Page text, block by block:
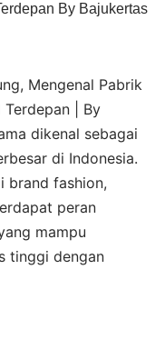
By Bajukertas
Mengenal Pabrik
| By
dikenal sebagai
di Indonesia.
brand fashion,
peran
mampu
tinggi dengan